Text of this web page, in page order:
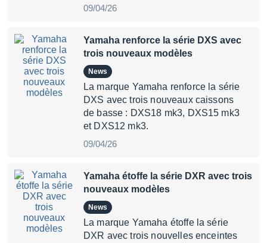
09/04/26
Yamaha renforce la série DXS avec
trois nouveaux modèles
News
La marque Yamaha renforce la série
DXS avec trois nouveaux caissons
de basse : DXS18 mk3, DXS15 mk3
et DXS12 mk3.
09/04/26
Yamaha étoffe la série DXR avec trois
nouveaux modèles
News
La marque Yamaha étoffe la série
DXR avec trois nouvelles enceintes